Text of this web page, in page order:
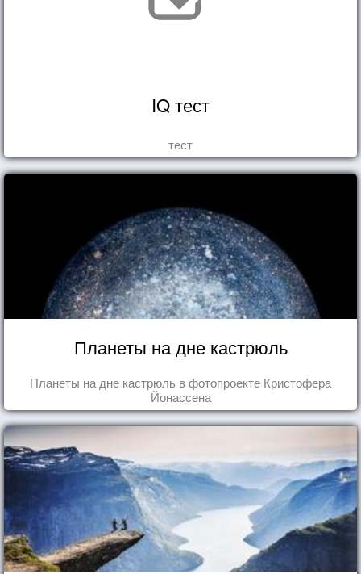
IQ тест
тест
Планеты на дне кастрюль
Планеты на дне кастрюль в фотопроекте Кристофера
Йонассена